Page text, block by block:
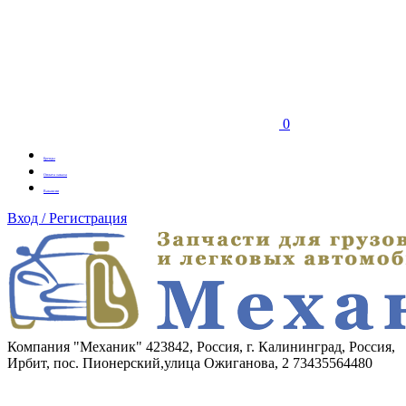
0
Бренды
Оплата заказа
Вакансии
Вход / Регистрация
Компания "Механик" 423842, Россия, г. Калининград, Россия,
Ирбит, пос. Пионерский,улица Ожиганова, 2 73435564480